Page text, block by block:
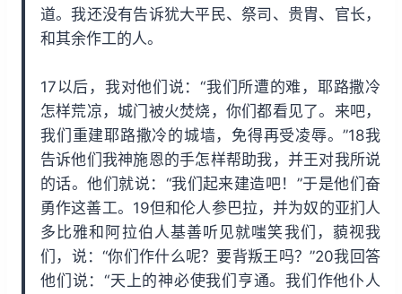
道。我还没有告诉犹大平民、祭司、贵胄、官长，
和其余作工的人。
17以后，我对他们说：“我们所遭的难，耶路撒冷
怎样荒凉，城门被火焚烧，你们都看见了。来吧，
我们重建耶路撒冷的城墙，免得再受凌辱。”18我
告诉他们我神施恩的手怎样帮助我，并王对我所说
的话。他们就说：“我们起来建造吧！”于是他们奋
勇作这善工。19但和伦人参巴拉，并为奴的亚扪人
多比雅和阿拉伯人基善听见就嗤笑我们，藐视我
们，说：“你们作什么呢？要背叛王吗？”20我回答
他们说：“天上的神必使我们亨通。我们作他仆人